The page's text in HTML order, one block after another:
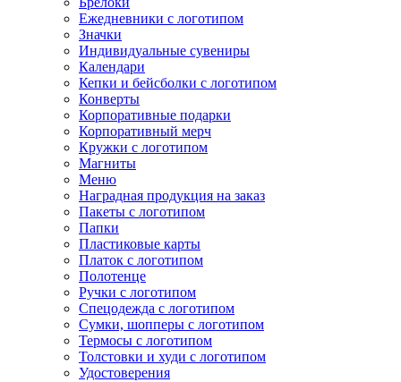
Ежедневники с логотипом
Значки
Индивидуальные сувениры
Календари
Кепки и бейсболки с логотипом
Конверты
Корпоративные подарки
Корпоративный мерч
Кружки с логотипом
Магниты
Меню
Наградная продукция на заказ
Пакеты с логотипом
Папки
Пластиковые карты
Платок с логотипом
Полотенце
Ручки с логотипом
Спецодежда с логотипом
Сумки, шопперы с логотипом
Термосы с логотипом
Толстовки и худи с логотипом
Удостоверения